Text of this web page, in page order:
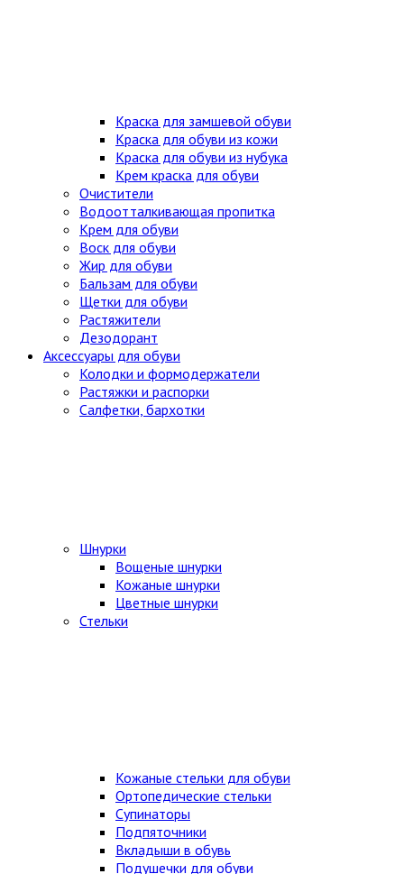
Краска для замшевой обуви
Краска для обуви из кожи
Краска для обуви из нубука
Крем краска для обуви
Очистители
Водоотталкивающая пропитка
Крем для обуви
Воск для обуви
Жир для обуви
Бальзам для обуви
Щетки для обуви
Растяжители
Дезодорант
Аксессуары для обуви
Колодки и формодержатели
Растяжки и распорки
Салфетки, бархотки
Шнурки
Вощеные шнурки
Кожаные шнурки
Цветные шнурки
Стельки
Кожаные стельки для обуви
Ортопедические стельки
Супинаторы
Подпяточники
Вкладыши в обувь
Подушечки для обуви